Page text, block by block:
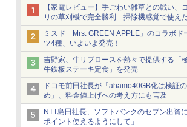
【家電レビュー】手ごわい雑草との戦い、
リの草刈機で完全勝利 掃除機感覚で使え
ミスド「Mrs. GREEN APPLE」のコラボド
ツ4種、いよいよ発売！
吉野家、牛リブロースを熱々で提供する「
牛鉄板ステーキ定食」を発売
ドコモ前田社長が「ahamo40GB化は検証
め」、料金値上げへの考え方にも言及
NTT島田社長、ソフトバンクのセブン出資
ポイント使えるようにして」